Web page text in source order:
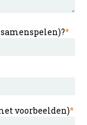
*
voorbeelden)*